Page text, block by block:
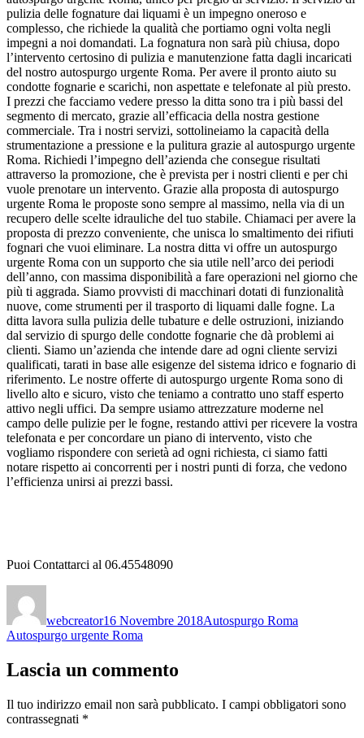
pulizia delle fognature dai liquami è un impegno oneroso e
complesso, che richiede la qualità che portiamo ogni volta negli
impegni a noi domandati. La fognatura non sarà più chiusa, dopo
l’intervento certosino di pulizia e manutenzione fatta dagli incaricati
del nostro autospurgo urgente Roma. Per avere il pronto aiuto su
condotte fognarie e scarichi, non aspettate e telefonate al più presto.
I prezzi che facciamo vedere presso la ditta sono tra i più bassi del
segmento di mercato, grazie all’efficacia della nostra gestione
commerciale. Tra i nostri servizi, sottolineiamo la capacità della
strumentazione a pressione e la pulitura grazie al autospurgo urgente
Roma. Richiedi l’impegno dell’azienda che consegue risultati
attraverso la promozione, che è prevista per i nostri clienti e per chi
vuole prenotare un intervento. Grazie alla proposta di autospurgo
urgente Roma le proposte sono sempre al massimo, nella via di un
recupero delle scelte idrauliche del tuo stabile. Chiamaci per avere la
proposta di prezzo conveniente, che unisca lo smaltimento dei rifiuti
fognari che vuoi eliminare. La nostra ditta vi offre un autospurgo
urgente Roma con un supporto che sia utile nell’arco dei periodi
dell’anno, con massima disponibilità a fare operazioni nel giorno che
più ti aggrada. Siamo provvisti di macchinari dotati di funzionalità
nuove, come strumenti per il trasporto di liquami dalle fogne. La
ditta lavora sulla pulizia delle tubature e delle ostruzioni, iniziando
dal servizio di spurgo delle condotte fognarie che dà problemi ai
clienti. Siamo un’azienda che intende dare ad ogni cliente servizi
qualificati, tarati in base alle esigenze del sistema idrico e fognario di
riferimento. Le nostre offerte di autospurgo urgente Roma sono di
livello alto e sicuro, visto che teniamo a contratto uno staff esperto
attivo negli uffici. Da sempre usiamo attrezzature moderne nel
campo delle pulizie per le fogne, restando attivi per ricevere la vostra
telefonata e per concordare un piano di intervento, visto che
vogliamo rispondere con serietà ad ogni richiesta, ci siamo fatti
notare rispetto ai concorrenti per i nostri punti di forza, che vedono
l’efficienza unirsi ai prezzi bassi.
Puoi Contattarci al 06.45548090
webcreator16 Novembre 2018Autospurgo Roma
Autospurgo urgente Roma
Lascia un commento
Il tuo indirizzo email non sarà pubblicato. I campi obbligatori sono
contrassegnati *